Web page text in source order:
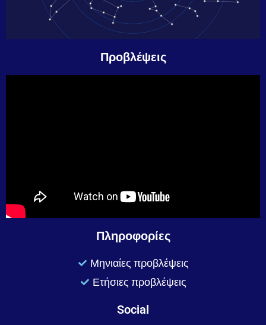
Προβλέψεις
Πληροφορίες
Μηνιαίες προβλέψεις
Ετήσιες προβλέψεις
Social